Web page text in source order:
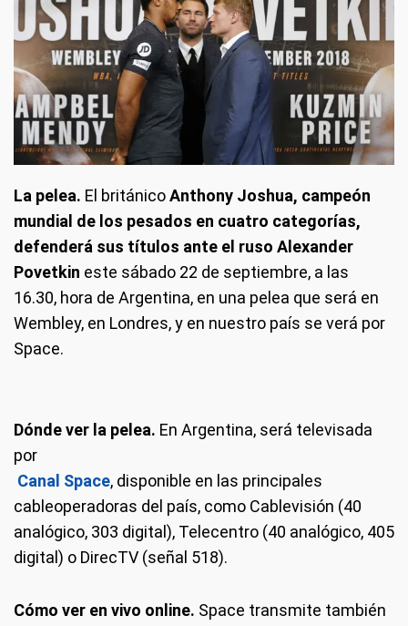
La pelea. El británicoAnthony Joshua, campeón
mundial de los pesados en cuatro categorías,
defenderá sus títulos ante el ruso Alexander
Povetkin este sábado 22 de septiembre, a las
16.30, hora de Argentina, en una pelea que será en
Wembley, en Londres, y en nuestro país se verá por
Space.
Dónde ver la pelea. En Argentina, será televisada
por
Canal Space, disponible en las principales
cableoperadoras del país, como Cablevisión (40
analógico, 303 digital), Telecentro (40 analógico, 405
digital) o DirecTV (señal 518).
Cómo ver en vivo online. Space transmite también